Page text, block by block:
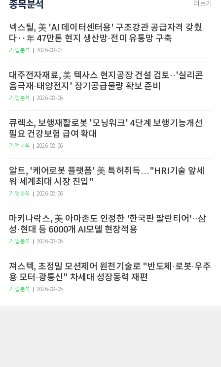
종목분석 더보기
넥스틸, 美 'AI 데이터센터용' 구조강관 공급자격 갖췄
다‥年 47만톤 현지 생산망·전미 유통망 구축
기업분석 2026-08-07
대주전자재료, 美 텍사스 현지공장 건설 검토··'실리콘
음극재·태양전지' 장기공급물량 확보 준비
기업분석 2026-08-06
큐렉소, 보행재활로봇 '모닝워크' 4단계 보행기능개선
필요 건강보험 급여 확대
기업분석 2026-08-06
알트, '케어로봇 플랫폼' 美 특허취득…"HRI기술 앞세
워 세계최대 시장 진입"
기업분석 2026-08-06
마키나락스, 美 아마존도 인정한 '한국판 팔란티어'··삼
성·현대 등 6000개 AI모델 현장적용
기업분석 2026-08-06
져스텍, 초정밀 모션제어 원천기술로 "반도체·로봇·우주
용 모터·광통신" 차세대 성장동력 재편
기업분석 2026-08-05